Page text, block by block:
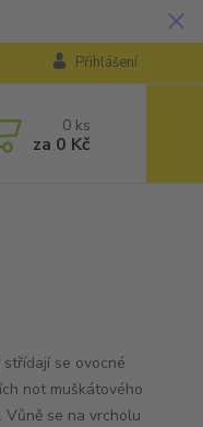
Přihlášení
0 ks
za 0 Kč
se ovocné
not muškátového
Vůně se na vrcholu